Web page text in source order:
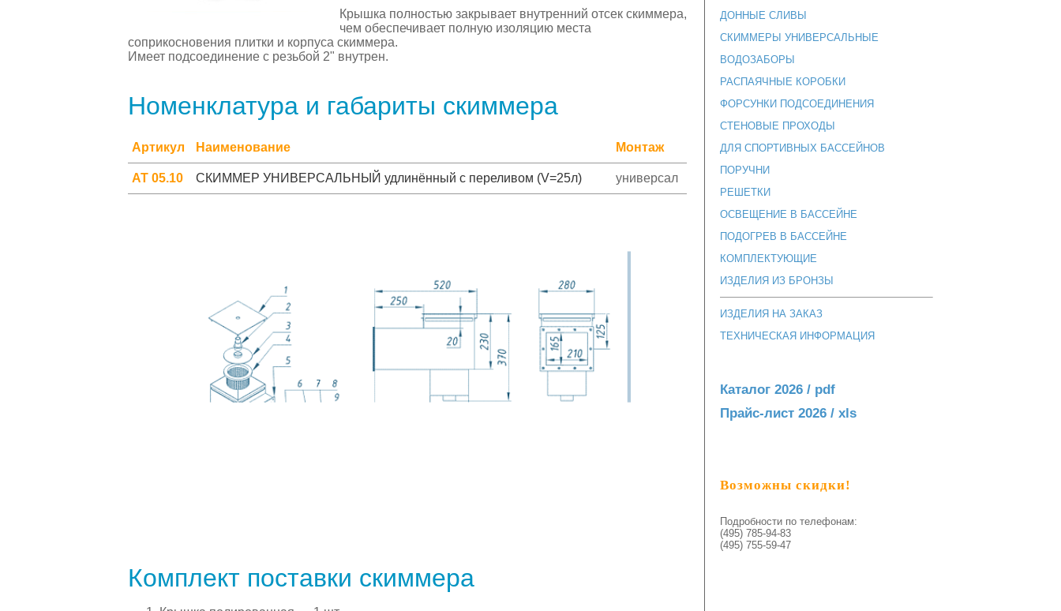
Крышка полностью закрывает внутренний отсек скиммера,
чем обеспечивает полную изоляцию места
соприкосновения плитки и корпуса скиммера.
Имеет подсоединение с резьбой 2" внутрен.
Номенклатура и габариты скиммера
Артикул Наименование Монтаж
АТ 05.10 СКИММЕР УНИВЕРСАЛЬНЫЙ удлинённый с переливом (V=25л) универсал
Комплект поставки скиммера
ДОННЫЕ СЛИВЫ
СКИММЕРЫ УНИВЕРСАЛЬНЫЕ
ВОДОЗАБОРЫ
РАСПАЯЧНЫЕ КОРОБКИ
ФОРСУНКИ ПОДСОЕДИНЕНИЯ
СТЕНОВЫЕ ПРОХОДЫ
ДЛЯ СПОРТИВНЫХ БАССЕЙНОВ
ПОРУЧНИ
РЕШЕТКИ
ОСВЕЩЕНИЕ В БАССЕЙНЕ
ПОДОГРЕВ В БАССЕЙНЕ
КОМПЛЕКТУЮЩИЕ
ИЗДЕЛИЯ ИЗ БРОНЗЫ
ИЗДЕЛИЯ НА ЗАКАЗ
ТЕХНИЧЕСКАЯ ИНФОРМАЦИЯ
Каталог 2026 / pdf
Прайс-лист 2026 / xls
Возможны скидки!
Подробности по телефонам:
(495) 785-94-83
(495) 755-59-47